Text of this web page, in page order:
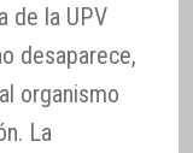
de la UPV
desaparece,
organismo
La